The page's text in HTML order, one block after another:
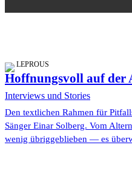
LEPROUS
Hoffnungsvoll auf der
Interviews und Stories
Den textlichen Rahmen für
Sänger Einar Solberg. Vom
wenig übriggeblieben — es